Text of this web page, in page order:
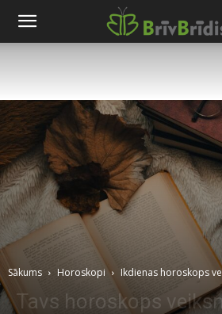
Sākums Horoskopi Ikdienas horoskops
Tavs horoskops